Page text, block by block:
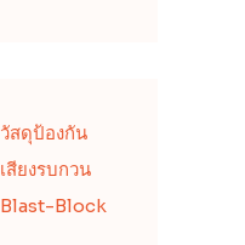
วัสดุป้องกัน
เสียงรบกวน
Blast-Block